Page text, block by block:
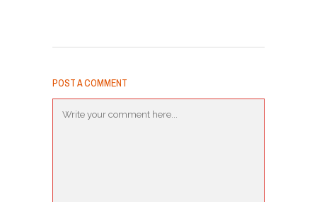
POST A COMMENT